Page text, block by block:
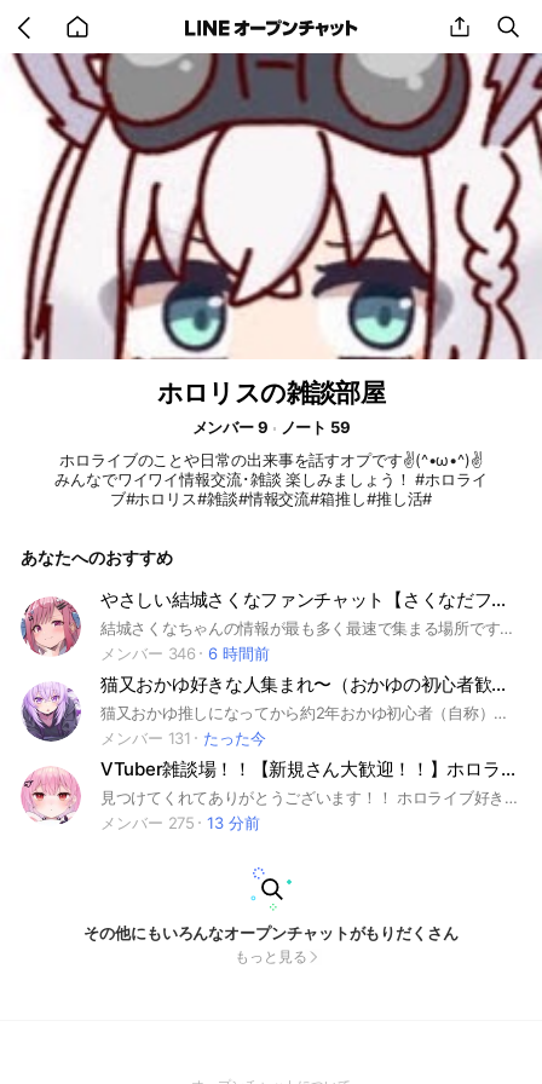
back
to
home
share
ホロリスの雑談部屋
メンバー 9
ノート 59
ホロライブのことや日常の出来事を話すオプです✌️(^•ω•^)✌️
みんなでワイワイ情報交流･雑談 楽しみましょう！ #ホロライ
ブ#ホロリス#雑談#情報交流#箱推し#推し活#
あなたへのおすすめ
やさしい結城さくなファンチャット【さくなだファミリア集会所】
結城さくなちゃんの情報が最も多く最速で集まる場所です👍 こんさくな～！ 結城さくなファンチャットは ・アニメと漫画が好きで ・ゲーム全般も好きで ・歌も上手くて ・野菜とか草が苦手で ・対人コミュニケーションや人混み苦手な陰キャ な、結城さくなさんを推すファンコミュニティとなってます！ 便利なキーワードbotも多数搭載！各種情報や配信チャンネルを簡単に呼び出せるbotに入れてるので、告知や配信、アーカイブの見逃しが少なくなります！ 世界最大の匿名で参加できるVtuberコミュニティ群、VCNに加盟済✨ スペシャルオープンチャットにも認定され、公認メンターも輩出した経験がある管理人が運営する安心安全のコミュニティです👍 陰キャの方も陽キャの方もぜひご参加ください！ #結城さくな #結城さくな生放送 #さくなあーと #🎀🐾 #さくなだファミリア SAO けいおん バクマン。 ゲーム 歌 猫 アイドル 暇つぶし APEX varolant ow2 フォートナイト スプラトゥーン ポケモン あつ森 荒野行動 モンハン ドラクエ モンスト マイクラ パズドラ ウマ娘 第五人格 ウイイレ ファイナルファンタジー ゲーム攻略 PS4 PS5 Switch eスポーツ 配信 バーチャルyoutuber Vtuber ゲーマー
メンバー 346
6 時間前
猫又おかゆ好きな人集まれ〜（おかゆの初心者歓迎）
猫又おかゆ推しになってから約2年おかゆ初心者（自称）が開いてます気軽にお話してね！
メンバー 131
たった今
VTuber雑談場！！【新規さん大歓迎！！】ホロライブ/にじさんじ/ぶいすぽっ！/個人勢等
見つけてくれてありがとうございます！！ ホロライブ好き、VTuber好きの人達が仲良くワイワイ話せるような場所を一緒に作りましょう！！ ⚠️初期アイコンでの入室はご遠慮下さい 誰でも参加自由⭕️自由⭕️自由⭕️ 荒らし目的や宣伝目的での参加は御遠慮下さい。 #VTuber#ホロライブ#hololive#推し#にじさんじ#個人勢#ぶいすぽ#イラスト#雑談#ふぁんでっど#35p#星詠み#おにぎりゃー#スバ友#野うさぎ#すこん部#へい民#あくあクルー#船長の一味#ころねすきー#YAGOO#がうるぐら#こぼかなえる#ホロライブゲーマーズ#しぐれうい#キズナアイ#轟はじめ#儒烏風亭らでん#みけねこ#潤羽るしあ#ねこふぁみ ホロライブ0期生⬇️ #ときのそら #さくらみこ #星街すいせい #ロボ子さん #AZKi ホロライブ1期生⬇️ #アキ・ローゼンタール #赤井はあと #白上フブキ #夏色まつり #夜空メル #人見クリス ホロライブ2期生⬇️ #湊あくあ #百鬼あやめ #大空スバル #癒月ちょこ #紫咲シオン ホロライブ3期生⬇️ #兎田ぺこら #潤羽るしあ #宝鐘マリン #白銀ノエル #不知火フレア ホロライブ4期生⬇️ #天音かなた #角巻わため #姫森ルーナ #常闇トワ #桐生ココ ホロライブ5期生⬇️ #雪花ラミィ #桃鈴ねね #獅白ぼたん #尾丸ポルカ 秘密結社holox⬇️ #ラプラス・ダークネス #鷹嶺ルイ #白衣こより #沙花叉クロヱ #風真いろは ホロライブゲーマーズ⬇️ #猫又おかゆ #大神ミオ #白上フブキ #戌神ころね
メンバー 275
13 分前
その他にもいろんなオープンチャットがもりだくさん
もっと見る